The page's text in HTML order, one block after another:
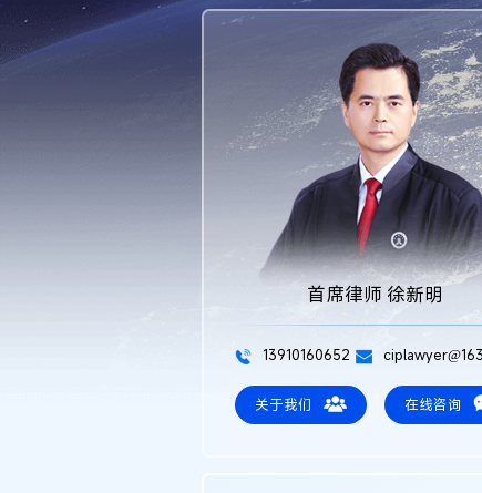
首席律师 徐新明
13910160652
关于我们 在线咨询